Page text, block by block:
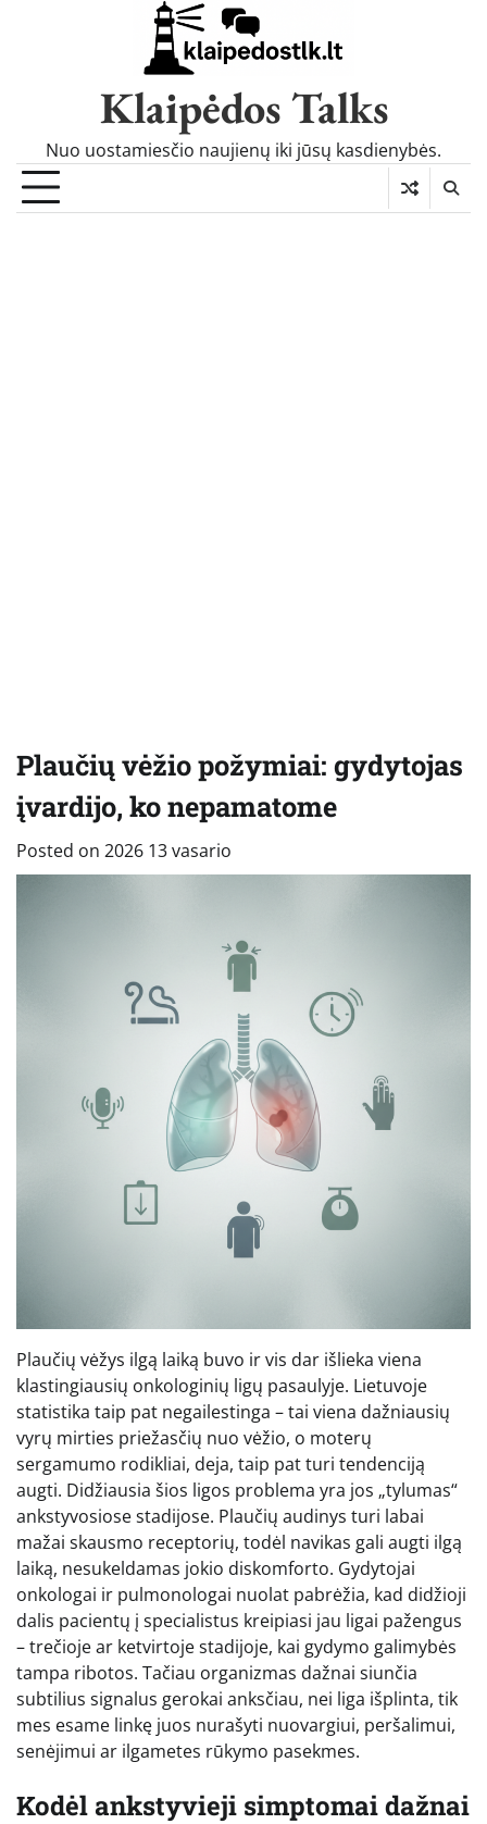
Klaipėdos Talks
Nuo uostamiesčio naujienų iki jūsų kasdienybės.
Plaučių vėžio požymiai: gydytojas
įvardijo, ko nepamatome
Posted on 2026 13 vasario
Plaučių vėžys ilgą laiką buvo ir vis dar išlieka viena
klastingiausių onkologinių ligų pasaulyje. Lietuvoje
statistika taip pat negailestinga – tai viena dažniausių
vyrų mirties priežasčių nuo vėžio, o moterų
sergamumo rodikliai, deja, taip pat turi tendenciją
augti. Didžiausia šios ligos problema yra jos „tylumas“
ankstyvosiose stadijose. Plaučių audinys turi labai
mažai skausmo receptorių, todėl navikas gali augti ilgą
laiką, nesukeldamas jokio diskomforto. Gydytojai
onkologai ir pulmonologai nuolat pabrėžia, kad didžioji
dalis pacientų į specialistus kreipiasi jau ligai pažengus
– trečioje ar ketvirtoje stadijoje, kai gydymo galimybės
tampa ribotos. Tačiau organizmas dažnai siunčia
subtilius signalus gerokai anksčiau, nei liga išplinta, tik
mes esame linkę juos nurašyti nuovargiui, peršalimui,
senėjimui ar ilgametes rūkymo pasekmes.
Kodėl ankstyvieji simptomai dažnai